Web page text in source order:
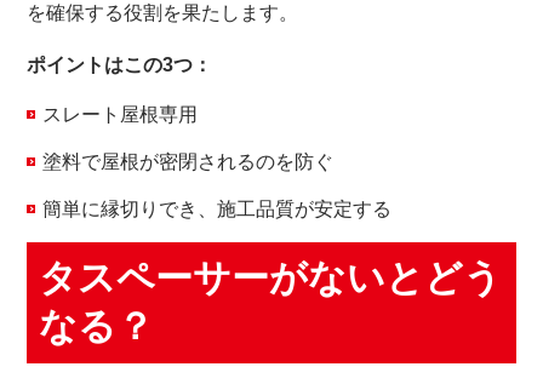
を確保する役割を果たします。
ポイントはこの3つ：
スレート屋根専用
塗料で屋根が密閉されるのを防ぐ
簡単に縁切りでき、施工品質が安定する
タスペーサーがないとどう
なる？